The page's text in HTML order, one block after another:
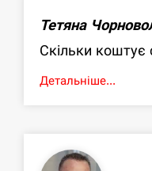
Тетяна
Скільки коштує
Детальніше...